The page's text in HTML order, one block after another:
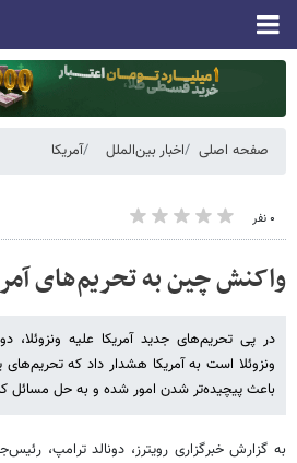
صفحه اصلی اخبار بین‌الملل آمریکا
۰ نفر
واکنش چین به تحریم‌های
در پی تحریم‌های جدید آمریکا علیه
ونزوئلا است به آمریکا هشدار داد که
باعث پیچیده‌تر شدن امور شده و به حل مسائل
به گزارش خبرگزاری رویترز، دونالد ترامپ،